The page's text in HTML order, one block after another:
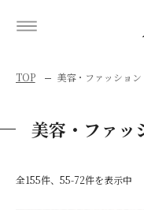
TOP 美容・ファッション
美容・ファッ
全155件、55-72件を表示中